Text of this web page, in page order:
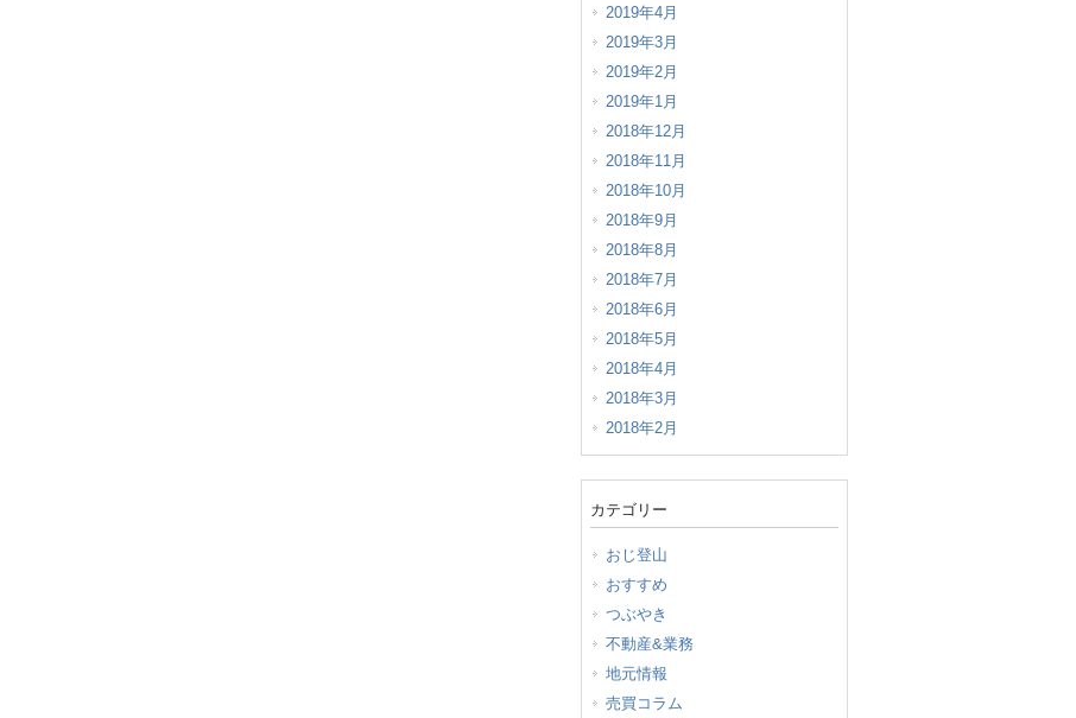
2019年4月
2019年3月
2019年2月
2019年1月
2018年12月
2018年11月
2018年10月
2018年9月
2018年8月
2018年7月
2018年6月
2018年5月
2018年4月
2018年3月
2018年2月
カテゴリー
おじ登山
おすすめ
つぶやき
不動産&業務
地元情報
売買コラム